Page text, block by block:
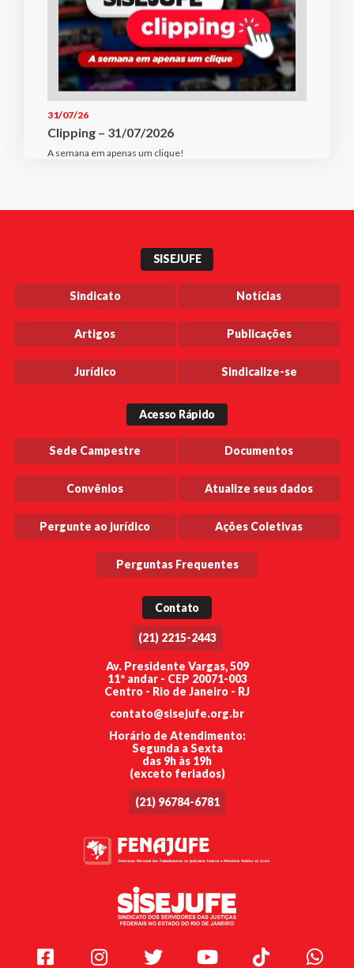
31/07/26
Clipping – 31/07/2026
A semana em apenas um clique!
SISEJUFE
Sindicato Notícias
Artigos Publicações
Jurídico Sindicalize-se
Acesso Rápido
Sede Campestre Documentos
Convênios Atualize seus dados
Pergunte ao jurídico Ações Coletivas
Perguntas Frequentes
Contato
(21) 2215-2443
Av. Presidente Vargas, 509
11º andar - CEP 20071-003
Centro - Rio de Janeiro - RJ
contato@sisejufe.org.br
Horário de Atendimento:
Segunda a Sexta
das 9h às 19h
(exceto feriados)
(21) 96784-6781
Facebook Instagram Twitter Youtube TikTok